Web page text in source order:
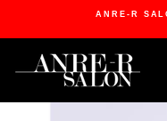
ANRE-R